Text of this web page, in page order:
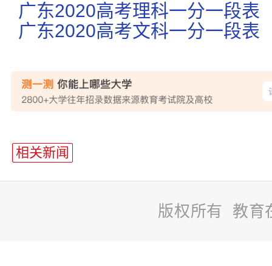
广东2020高考理科一分一段表
广东2020高考文科一分一段表
相关新闻
版权所有 教育